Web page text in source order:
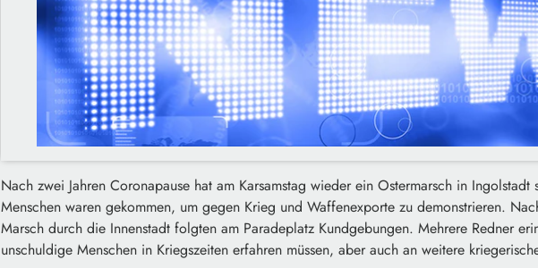
Nach zwei Jahren Coronapause hat am Karsamstag wieder ein Ostermarsch in
Menschen waren gekommen, um gegen Krieg und Waffenexporte zu demonstrieren.
Marsch durch die Innenstadt folgten am Paradeplatz Kundgebungen. Mehrere Redner
unschuldige Menschen in Kriegszeiten erfahren müssen, aber auch an weitere